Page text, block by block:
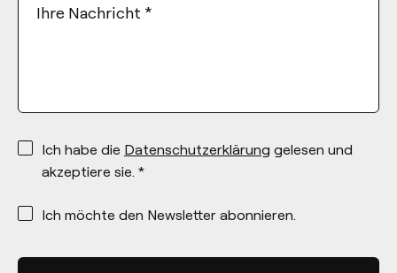
Ihre Nachricht *
*
Ich habe die Datenschutzerklärung gelesen und
akzeptiere sie. *
*
Ich möchte den Newsletter abonnieren.